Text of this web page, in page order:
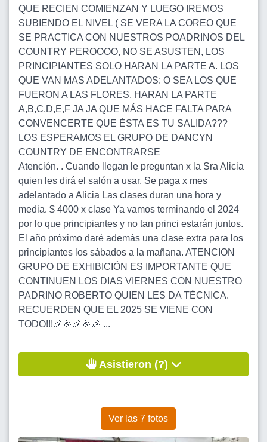
QUE RECIEN COMIENZAN Y LUEGO IREMOS
SUBIENDO EL NIVEL ( SE VERA LA COREO QUE
SE PRACTICA CON NUESTROS POADRINOS DEL
COUNTRY PEROOOO, NO SE ASUSTEN, LOS
PRINCIPIANTES SOLO HARAN LA PARTE A. LOS
QUE VAN MAS ADELANTADOS: O SEA LOS QUE
FUERON A LAS FLORES, HARAN LA PARTE
A,B,C,D,E,F JA JA QUE MÁS HACE FALTA PARA
CONVENCERTE QUE ÉSTA ES TU SALIDA???
LOS ESPERAMOS EL GRUPO DE DANCYN
COUNTRY DE ENCONTRARSE
Atención. . Cuando llegan le preguntan x la Sra Alicia
quien les dirá el salón a usar. Se paga x mes
adelantado a Alicia Las clases duran una hora y
media. $ 4000 x clase Ya vamos terminando el 2024
por lo que principiantes y no tan princi estarán juntos.
El año próximo daré además una clase extra para los
principiantes los sábados a la mañana. ATENCION
GRUPO DE EXHIBICIÓN ES IMPORTANTE QUE
CONTINUEN LOS DIAS VIERNES CON NUESTRO
PADRINO ROBERTO QUIEN LES DA TÉCNICA.
RECUERDEN QUE EL 2025 SE VIENE CON
TODO!!!🎉🎉🎉🎉🎉 ...
Asistieron (?)
Ver las 7 fotos